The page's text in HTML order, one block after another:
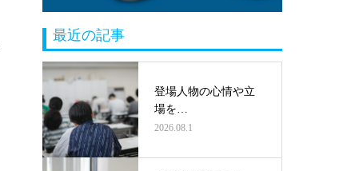
最近の記事
登場人物の心情や立
場を…
2026.08.1